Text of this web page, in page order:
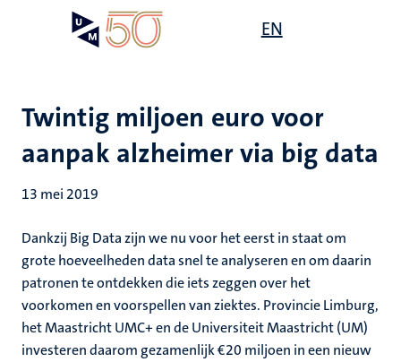
gaan
EN
Twintig miljoen euro voor
aanpak alzheimer via big data
13 mei 2019
Dankzij Big Data zijn we nu voor het eerst in staat om
grote hoeveelheden data snel te analyseren en om daarin
patronen te ontdekken die iets zeggen over het
voorkomen en voorspellen van ziektes. Provincie Limburg,
het Maastricht UMC+ en de Universiteit Maastricht (UM)
investeren daarom gezamenlijk €20 miljoen in een nieuw